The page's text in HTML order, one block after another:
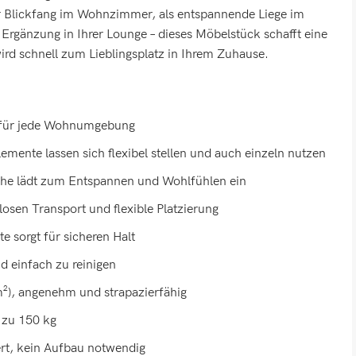
im Wohnzimmer, als entspannende Liege im
in Ihrer Lounge – dieses Möbelstück schafft eine
schnell zum Lieblingsplatz in Ihrem Zuhause.
jede Wohnumgebung
lassen sich flexibel stellen und auch einzeln nutzen
lädt zum Entspannen und Wohlfühlen ein
Transport und flexible Platzierung
sorgt für sicheren Halt
einfach zu reinigen
angenehm und strapazierfähig
150 kg
kein Aufbau notwendig